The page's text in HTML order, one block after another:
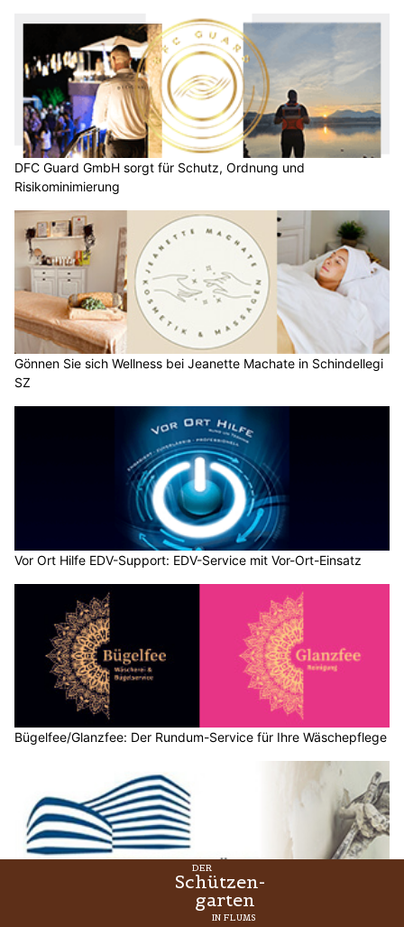
DFC Guard GmbH sorgt für Schutz, Ordnung und
Risikominimierung
Gönnen Sie sich Wellness bei Jeanette Machate in Schindellegi
SZ
Vor Ort Hilfe EDV-Support: EDV-Service mit Vor-Ort-Einsatz
Bügelfee/Glanzfee: Der Rundum-Service für Ihre Wäschepflege
FTS Gipsergeschäft GmbH in Amriswil TG – Professionelle und